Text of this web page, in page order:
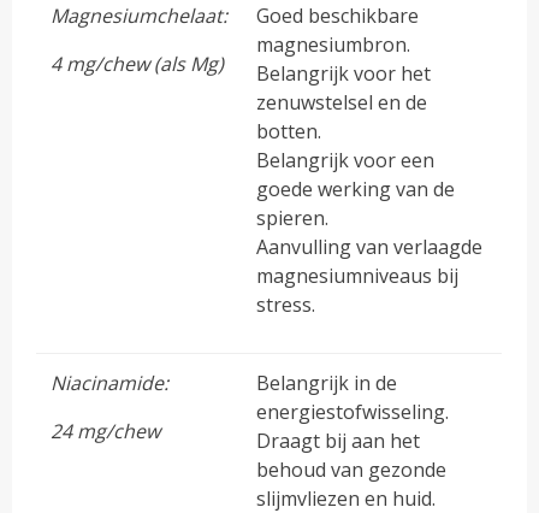
Magnesiumchelaat:
4 mg/chew (als Mg)
Goed beschikbare
magnesiumbron.
Belangrijk voor het
zenuwstelsel en de
botten.
Belangrijk voor een
goede werking van de
spieren.
Aanvulling van verlaagde
magnesiumniveaus bij
stress.
Niacinamide:
24 mg/chew
Belangrijk in de
energiestofwisseling.
Draagt bij aan het
behoud van gezonde
slijmvliezen en huid.